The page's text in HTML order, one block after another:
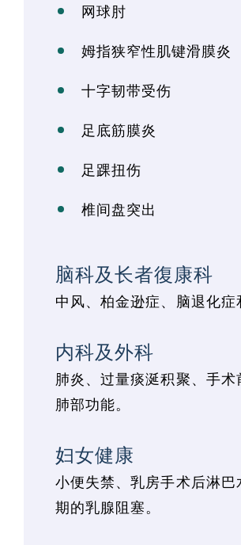
网球肘
姆指狭窄性肌键滑膜炎
十字韧带受伤
足底筋膜炎
足踝扭伤
椎间盘突出
脑科及长者復康科
中风、柏金逊症、脑退化症
内科及外科
肺炎、过量痰涎积聚、手术
肺部功能。
妇女健康
小便失禁、乳房手术后淋巴
期的乳腺阻塞。